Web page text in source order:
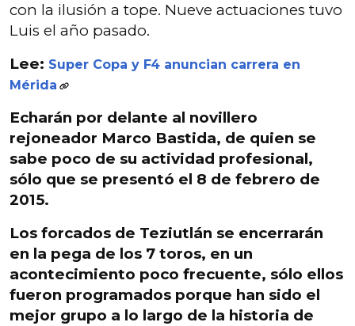
con la ilusión a tope. Nueve actuaciones tuvo
Luis el año pasado.
Lee: Super Copa y F4 anuncian carrera en
Mérida
Echarán por delante al novillero
rejoneador Marco Bastida, de quien se
sabe poco de su actividad profesional,
sólo que se presentó el 8 de febrero de
2015.
Los forcados de Teziutlán se encerrarán
en la pega de los 7 toros, en un
acontecimiento poco frecuente, sólo ellos
fueron programados porque han sido el
mejor grupo a lo largo de la historia de